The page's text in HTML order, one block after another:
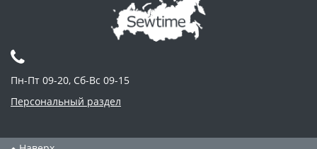
Пн-Пт 09-20, Сб-Вс 09-15
Персональный раздел